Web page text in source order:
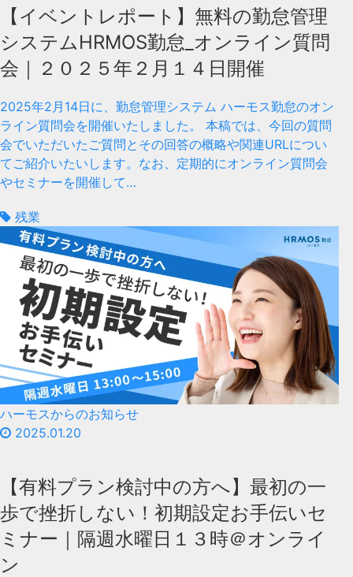
【イベントレポート】無料の勤怠管理
システムHRMOS勤怠_オンライン質問
会｜２０２５年２月１４日開催
2025年2月14日に、勤怠管理システム ハーモス勤怠のオン
ライン質問会を開催いたしました。 本稿では、今回の質問
会でいただいたご質問とその回答の概略や関連URLについ
てご紹介いたいします。なお、定期的にオンライン質問会
やセミナーを開催して…
残業
ハーモスからのお知らせ
2025.01.20
【有料プラン検討中の方へ】最初の一
歩で挫折しない！初期設定お手伝いセ
ミナー｜隔週水曜日１３時＠オンライ
ン